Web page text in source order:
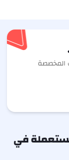
المخصصة
في